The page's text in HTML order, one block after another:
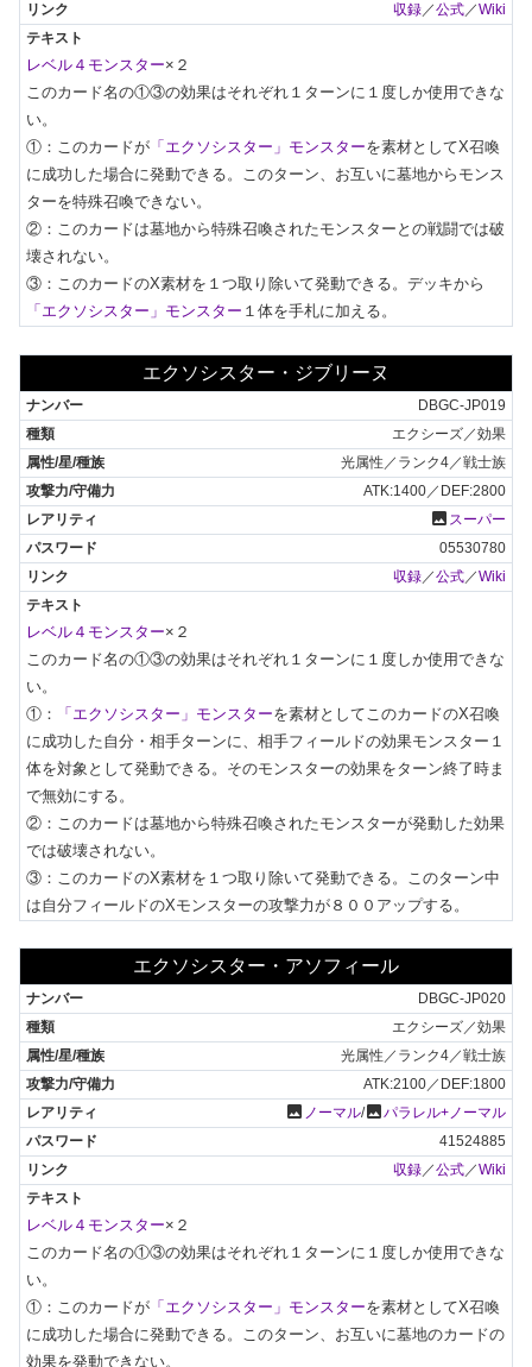
収録／公式／Wiki
レベル４モンスター×２
このカード名の①③の効果はそれぞれ１ターンに１度しか使用できな
い。
①：このカードが 「エクソシスター」モンスターを素材としてX召喚
に成功した場合に発動できる。このターン、お互いに墓地からモンス
ターを特殊召喚できない。
②：このカードは墓地から特殊召喚されたモンスターとの戦闘では破
壊されない。
③：このカードのX素材を１つ取り除いて発動できる。デッキから
「エクソシスター」モンスター １体を手札に加える。
エクソシスター・ジブリーヌ
DBGC-JP019
エクシーズ／効果
光属性／ランク4／戦士族
ATK:1400／DEF:2800
photo スーパー
05530780
収録 ／公式 ／Wiki
レベル４モンスター×２
このカード名の①③の効果はそれぞれ１ターンに１度しか使用できな
い。
①：
「エクソシスター」モンスターを素材としてこのカードのX召喚
に成功した自分・相手ターンに、相手フィールドの効果モンスター１
体を対象として発動できる。そのモンスターの効果をターン終了時ま
で無効にする。
②：このカードは墓地から特殊召喚されたモンスターが発動した効果
では破壊されない。
③：このカードのX素材を１つ取り除いて発動できる。このターン中
は自分フィールドのXモンスターの攻撃力が８００アップする。
エクソシスター・アソフィール
DBGC-JP020
エクシーズ／効果
光属性／ランク4／戦士族
ATK:2100／DEF:1800
photo ノーマル/photoパラレル+ノーマル
41524885
収録／公式／Wiki
レベル４モンスター×２
このカード名の①③の効果はそれぞれ１ターンに１度しか使用できな
い。
①：このカードが 「エクソシスター」モンスターを素材としてX召喚
に成功した場合に発動できる。このターン、お互いに墓地のカードの
効果を発動できない。